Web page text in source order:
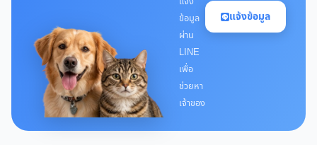
ข้อมูล
ผ่าน
LINE
เพื่อ
ช่วยหา
เจ้าของ
แจ้งข้อมูล